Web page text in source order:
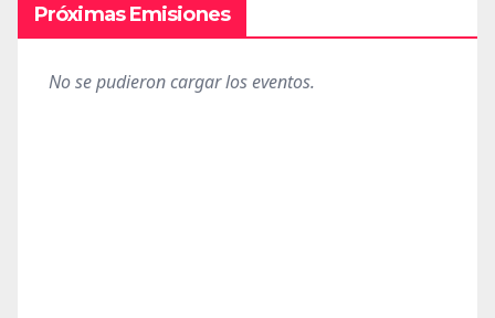
Próximas Emisiones